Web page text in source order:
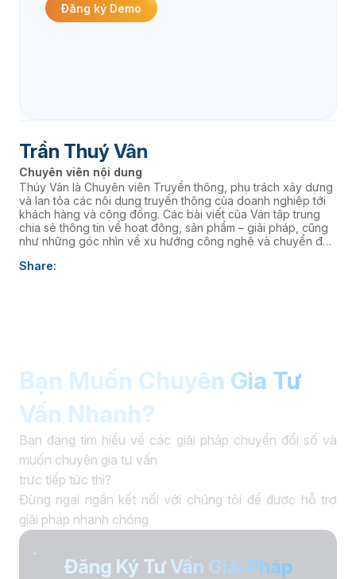
Đăng ký Demo
Trần Thuý Vân
Chuyên viên nội dung
Thúy Vân là Chuyên viên Truyền thông, phụ trách xây dựng
và lan tỏa các nội dung truyền thông của doanh nghiệp tới
khách hàng và cộng đồng. Các bài viết của Vân tập trung
chia sẻ thông tin về hoạt động, sản phẩm – giải pháp, cũng
như những góc nhìn về xu hướng công nghệ và chuyển đổi
doanh nghiệp với thị trường.
Share:
Bạn Muốn Chuyên Gia Tư
Vấn Nhanh?
Bạn đang tìm hiểu về các giải pháp chuyển đổi số và
muốn chuyên gia tư vấn
trực tiếp tức thì?
Đừng ngại ngần kết nối với chúng tôi để được hỗ trợ
giải pháp nhanh chóng
Đăng Ký Tư Vấn Giải Pháp